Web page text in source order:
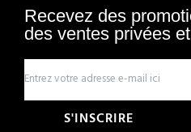
Recevez des
des ventes privées
S'INSCRIRE